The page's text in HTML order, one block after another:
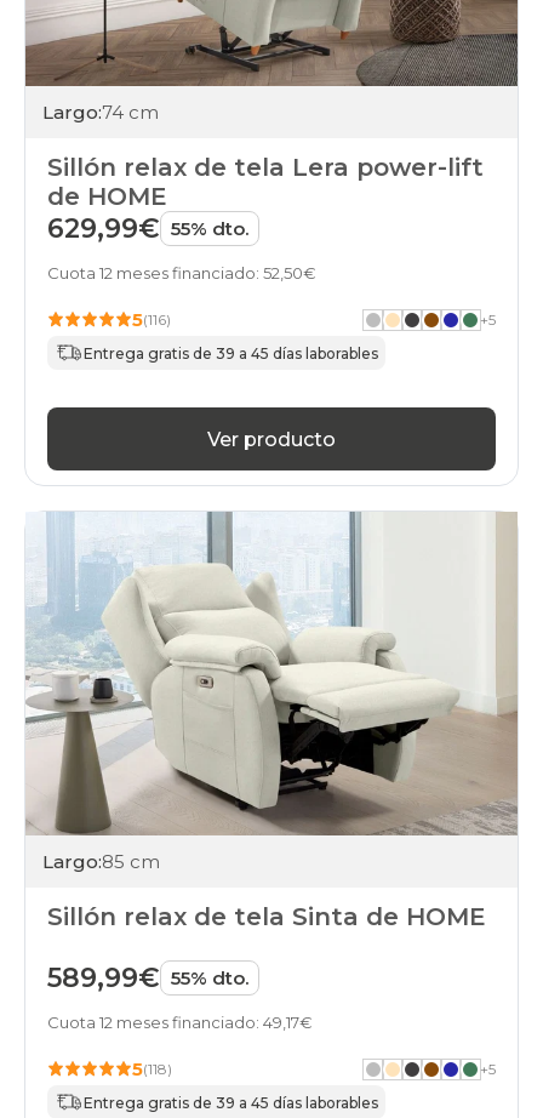
Largo:74 cm
Sillón relax de tela Lera power-lift
de HOME
629,99€ 55% dto.
Cuota 12 meses financiado: 52,50€
5(116) +5
Entrega gratis de 39 a 45 días laborables
Ver producto
Largo:85 cm
Sillón relax de tela Sinta de HOME
589,99€ 55% dto.
Cuota 12 meses financiado: 49,17€
5(118) +5
Entrega gratis de 39 a 45 días laborables